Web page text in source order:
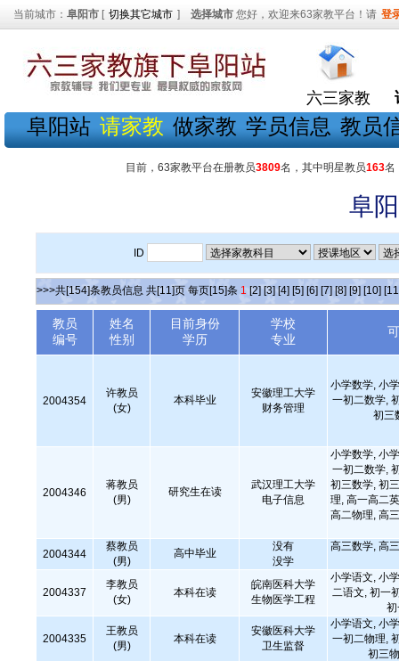
当前城市： 阜阳市 [ 切换其它城市 ] 选择城市 您好，欢迎来63家教平台！请 登
六三家教
阜阳站 请家教 做家教 学员信息 教员
目前，63家教平台在册教员3809名，其中明星教员163名
阜
ID
>>>共[154]条教员信息 共[11]页 每页[15]条 1 [2] [3] [4] [5] [6] [7] [8] [9] [10]
教员
编号
姓名
性别
目前身份
学历
学校
专业
2004354
许教员
(女)
本科毕业
安徽理工大学
财务管理
小学数学, 小
一初二数学,
初三
2004346
蒋教员
(男)
研究生在读
武汉理工大学
电子信息
小学数学, 小
一初二数学,
初三数学, 初
理, 高一高二
高二物理, 高
2004344
蔡教员
(男)
高中毕业
没有
没学
高三数学, 高
2004337
李教员
(女)
本科在读
皖南医科大学
生物医学工程
小学语文, 小
二语文, 初一
2004335
王教员
(男)
本科在读
安徽医科大学
卫生监督
小学语文, 小
一初二物理,
初三